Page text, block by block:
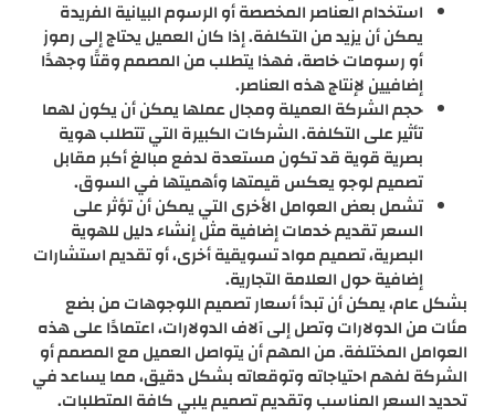
استخدام العناصر المخصصة أو الرسوم البيانية الفريدة
يمكن أن يزيد من التكلفة. إذا كان العميل يحتاج إلى رموز
أو رسومات خاصة، فهذا يتطلب من المصمم وقتًا وجهدًا
إضافيين لإنتاج هذه العناصر.
حجم الشركة العميلة ومجال عملها يمكن أن يكون لهما
تأثير على التكلفة. الشركات الكبيرة التي تتطلب هوية
بصرية قوية قد تكون مستعدة لدفع مبالغ أكبر مقابل
تصميم لوجو يعكس قيمتها وأهميتها في السوق.
تشمل بعض العوامل الأخرى التي يمكن أن تؤثر على
السعر تقديم خدمات إضافية مثل إنشاء دليل للهوية
البصرية، تصميم مواد تسويقية أخرى، أو تقديم استشارات
إضافية حول العلامة التجارية.
بشكل عام، يمكن أن تبدأ أسعار تصميم اللوجوهات من بضع
مئات من الدولارات وتصل إلى آلاف الدولارات، اعتمادًا على هذه
العوامل المختلفة. من المهم أن يتواصل العميل مع المصمم أو
الشركة لفهم احتياجاته وتوقعاته بشكل دقيق، مما يساعد في
تحديد السعر المناسب وتقديم تصميم يلبي كافة المتطلبات.